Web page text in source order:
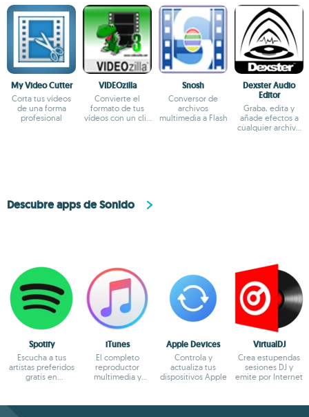
My Video Cutter
Corta tus vídeos
de una forma
profesional
VIDEOzilla
Convierte el
formato de tus
vídeos con un clic
Snosh
Conversor de
archivos
multimedia a Flash
Dexster Audio
Editor
Graba, edita y
añade efectos a
cualquier archivo
Descubre apps de Sonido
Spotify
Escucha a tus
artistas preferidos
gratis en
iTunes
El completo
reproductor
multimedia y
Apple Devices
Controla y
actualiza tus
dispositivos Apple
VirtualDJ
Crea estupendas
sesiones DJ y
emite por Internet